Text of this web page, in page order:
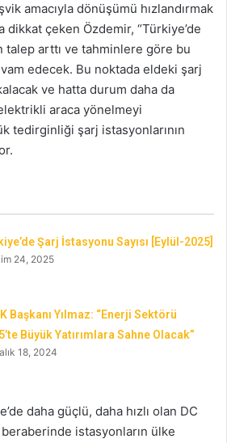
amacıyla dönüşümü hızlandırmak
dikkat çeken Özdemir, “Türkiye’de
arttı ve tahminlere göre bu
edecek. Bu noktada eldeki şarj
ve hatta durum daha da
araca yönelmeyi
tedirginliği şarj istasyonlarının
Şarj İstasyonu Sayısı [Eylül-2025]
24, 2025
Başkanı Yılmaz: “Enerji Sektörü
Büyük Yatırımlara Sahne Olacak”
18, 2024
daha güçlü, daha hızlı olan DC
istasyonların ülke